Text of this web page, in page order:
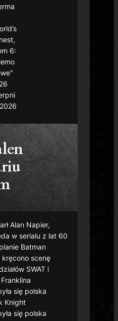
6:
Alan Napier,
w serialu z lat 60
Batman
scenę
SWAT i
się polska
Knight
się polska